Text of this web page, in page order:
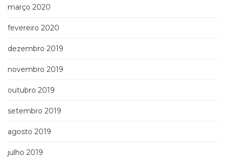
março 2020
fevereiro 2020
dezembro 2019
novembro 2019
outubro 2019
setembro 2019
agosto 2019
julho 2019